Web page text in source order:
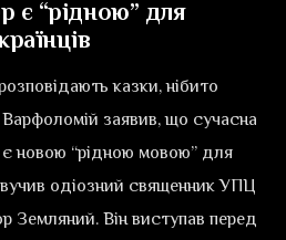
є “рідною” для
казки, нібито
заявив, що сучасна
новою “рідною мовою” для
одіозний священник УПЦ
Земляний. Він виступав перед